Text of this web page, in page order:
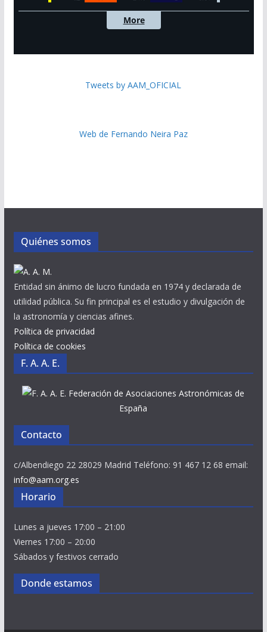
Tweets by AAM_OFICIAL
Web de Fernando Neira Paz
Quiénes somos
Entidad sin ánimo de lucro fundada en 1974 y declarada de
utilidad pública. Su fin principal es el estudio y divulgación de
la astronomía y ciencias afines.
Política de privacidad
Política de cookies
F. A. A. E.
Federación de Asociaciones Astronómicas de
España
Contacto
c/Albendiego 22 28029 Madrid Teléfono: 91 467 12 68 email:
info@aam.org.es
Horario
Lunes a jueves 17:00 – 21:00
Viernes 17:00 – 20:00
Sábados y festivos cerrado
Donde estamos